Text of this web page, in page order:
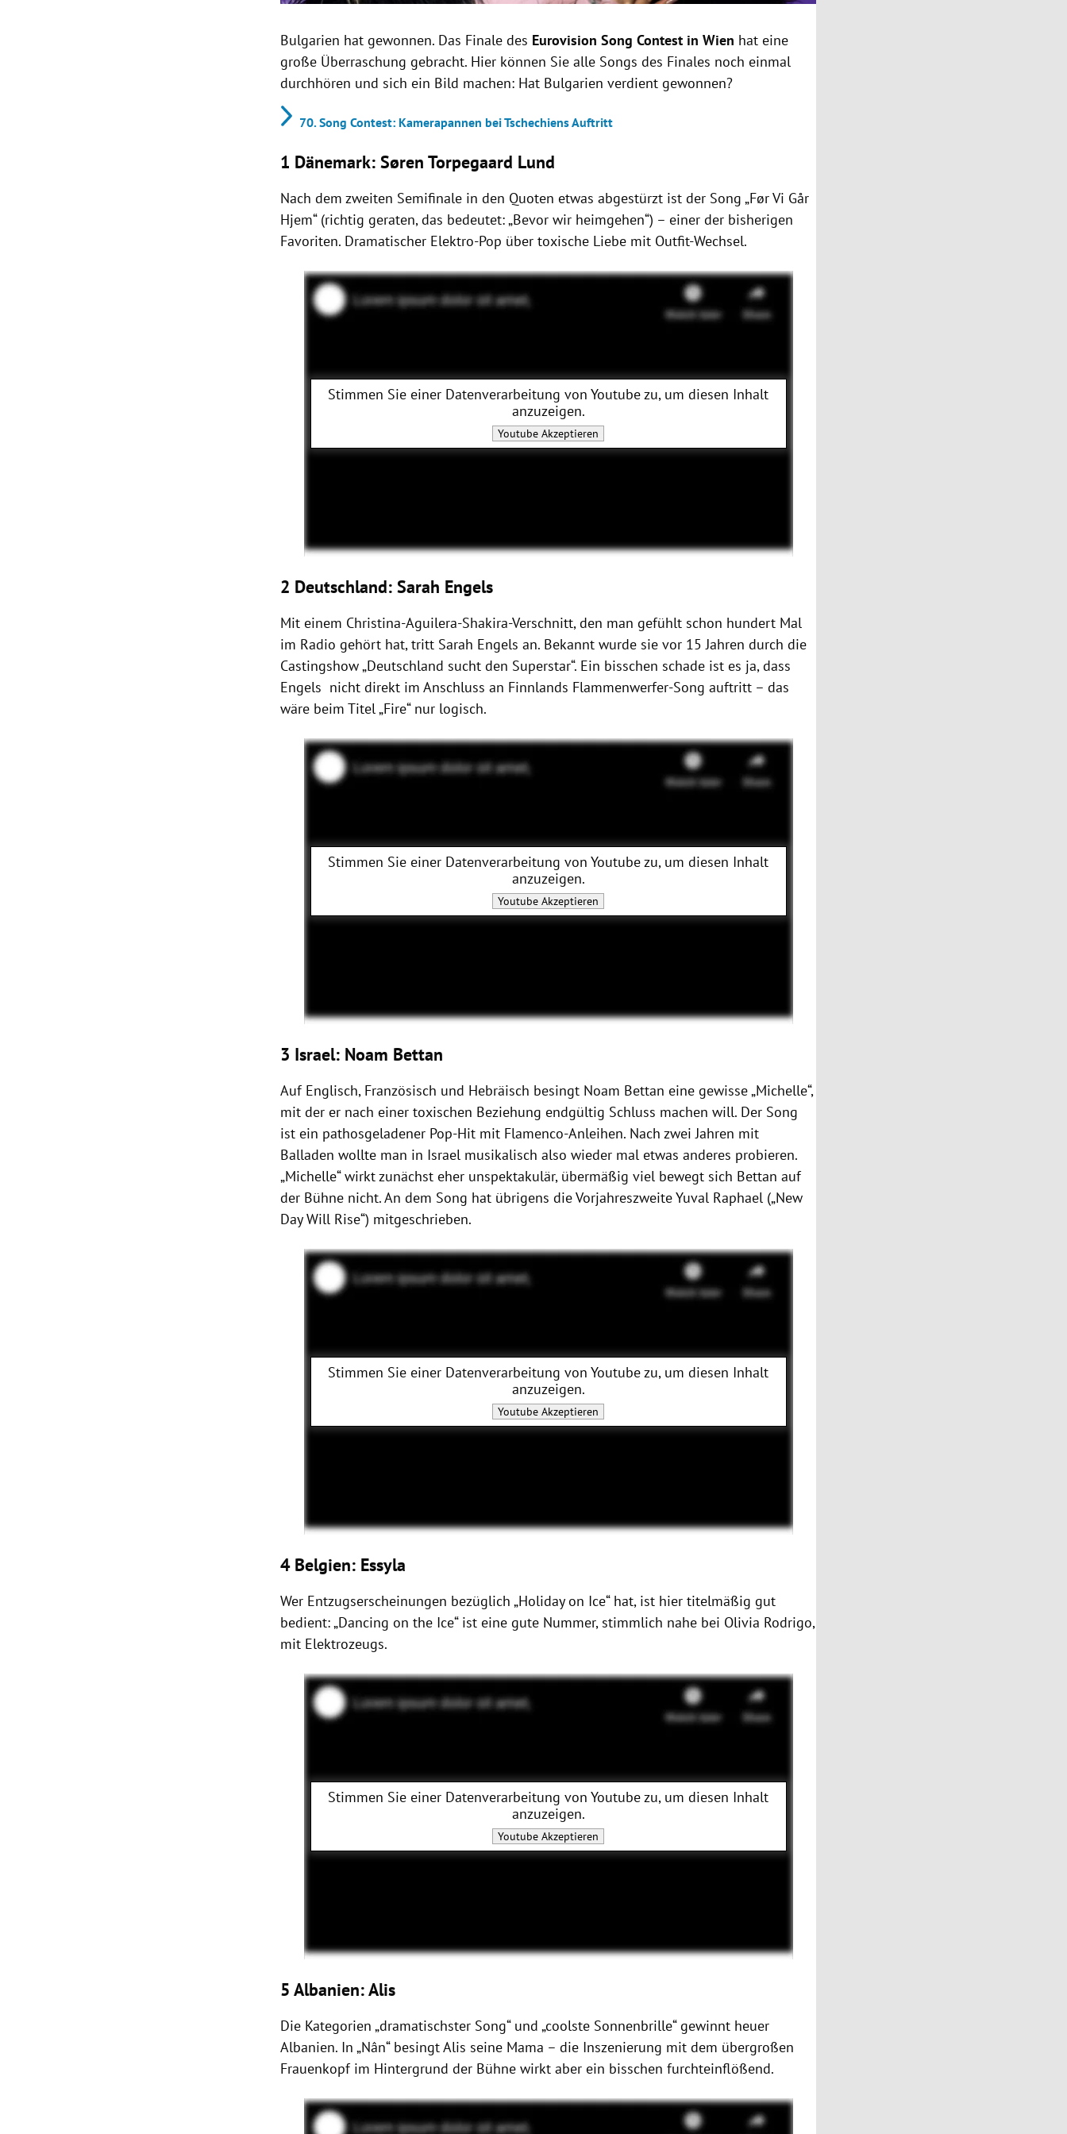
Bulgarien hat gewonnen. Das Finale des Eurovision Song Contest in Wien hat eine
große Überraschung gebracht. Hier können Sie alle Songs des Finales noch einmal
durchhören und sich ein Bild machen: Hat Bulgarien verdient gewonnen?
70. Song Contest: Kamerapannen bei Tschechiens Auftritt
1 Dänemark: Søren Torpegaard Lund
Nach dem zweiten Semifinale in den Quoten etwas abgestürzt ist der Song „Før Vi Går
Hjem“ (richtig geraten, das bedeutet: „Bevor wir heimgehen“) – einer der bisherigen
Favoriten. Dramatischer Elektro-Pop über toxische Liebe mit Outfit-Wechsel.
Stimmen Sie einer Datenverarbeitung vonYoutubezu, um diesen Inhalt
anzuzeigen.
Youtube Akzeptieren
2 Deutschland: Sarah Engels
Mit einem Christina-Aguilera-Shakira-Verschnitt, den man gefühlt schon hundert Mal
im Radio gehört hat, tritt Sarah Engels an. Bekannt wurde sie vor 15 Jahren durch die
Castingshow „Deutschland sucht den Superstar“. Ein bisschen schade ist es ja, dass
Engels nicht direkt im Anschluss an Finnlands Flammenwerfer-Song auftritt – das
wäre beim Titel „Fire“ nur logisch.
Stimmen Sie einer Datenverarbeitung vonYoutubezu, um diesen Inhalt
anzuzeigen.
Youtube Akzeptieren
3 Israel: Noam Bettan
Auf Englisch, Französisch und Hebräisch besingt Noam Bettan eine gewisse „Michelle“,
mit der er nach einer toxischen Beziehung endgültig Schluss machen will. Der Song
ist ein pathosgeladener Pop-Hit mit Flamenco-Anleihen. Nach zwei Jahren mit
Balladen wollte man in Israel musikalisch also wieder mal etwas anderes probieren.
„Michelle“ wirkt zunächst eher unspektakulär, übermäßig viel bewegt sich Bettan auf
der Bühne nicht. An dem Song hat übrigens die Vorjahreszweite Yuval Raphael („New
Day Will Rise“) mitgeschrieben.
Stimmen Sie einer Datenverarbeitung vonYoutubezu, um diesen Inhalt
anzuzeigen.
Youtube Akzeptieren
4 Belgien: Essyla
Wer Entzugserscheinungen bezüglich „Holiday on Ice“ hat, ist hier titelmäßig gut
bedient: „Dancing on the Ice“ ist eine gute Nummer, stimmlich nahe bei Olivia Rodrigo,
mit Elektrozeugs.
Stimmen Sie einer Datenverarbeitung vonYoutubezu, um diesen Inhalt
anzuzeigen.
Youtube Akzeptieren
5 Albanien: Alis
Die Kategorien „dramatischster Song“ und „coolste Sonnenbrille“ gewinnt heuer
Albanien. In „Nân“ besingt Alis seine Mama – die Inszenierung mit dem übergroßen
Frauenkopf im Hintergrund der Bühne wirkt aber ein bisschen furchteinflößend.